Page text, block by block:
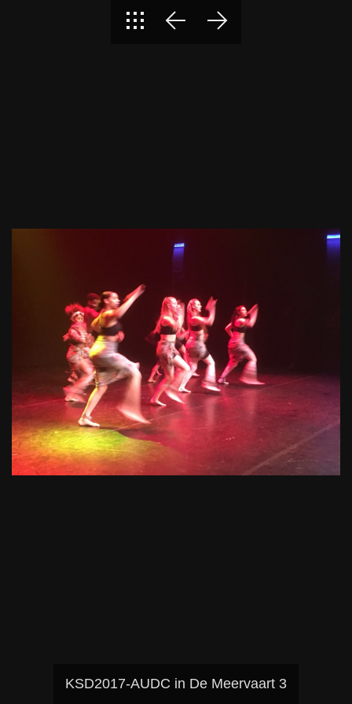
KSD2017-AUDC in De Meervaart 3